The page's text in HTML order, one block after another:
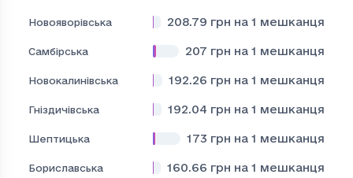
Новояворівська 208.79 грн на 1 мешканця
Самбірська 207 грн на 1 мешканця
Новокалинівська 192.26 грн на 1 мешканця
Гніздичівська 192.04 грн на 1 мешканця
Шептицька 173 грн на 1 мешканця
Бориславська 160.66 грн на 1 мешканця